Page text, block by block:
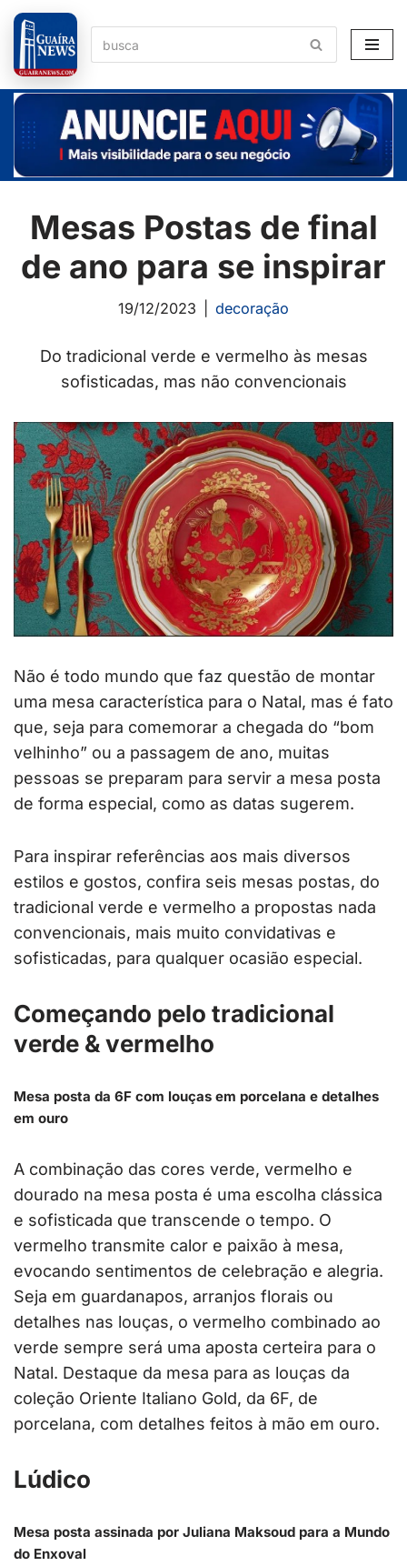
Pular
para
o
conteúdo
Mesas Postas de final
de ano para se inspirar
19/12/2023 decoração
Do tradicional verde e vermelho às mesas
sofisticadas, mas não convencionais
Não é todo mundo que faz questão de montar
uma mesa característica para o Natal, mas é fato
que, seja para comemorar a chegada do “bom
velhinho” ou a passagem de ano, muitas
pessoas se preparam para servir a mesa posta
de forma especial, como as datas sugerem.
Para inspirar referências aos mais diversos
estilos e gostos, confira seis mesas postas, do
tradicional verde e vermelho a propostas nada
convencionais, mais muito convidativas e
sofisticadas, para qualquer ocasião especial.
Começando pelo tradicional
verde & vermelho
Mesa posta da 6F com louças em porcelana e detalhes
em ouro
A combinação das cores verde, vermelho e
dourado na mesa posta é uma escolha clássica
e sofisticada que transcende o tempo. O
vermelho transmite calor e paixão à mesa,
evocando sentimentos de celebração e alegria.
Seja em guardanapos, arranjos florais ou
detalhes nas louças, o vermelho combinado ao
verde sempre será uma aposta certeira para o
Natal. Destaque da mesa para as louças da
coleção Oriente Italiano Gold, da 6F, de
porcelana, com detalhes feitos à mão em ouro.
Lúdico
Mesa posta assinada por Juliana Maksoud para a Mundo
do Enxoval